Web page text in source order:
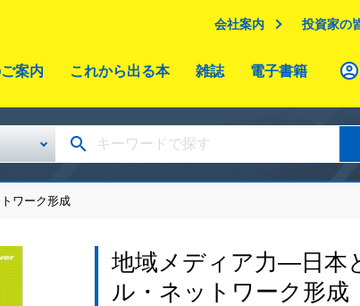
会社案内 投資家の
案内 これから出る本 雑誌 電子書籍
ワーク形成
地域メディア力―日本
ル・ネットワーク形成